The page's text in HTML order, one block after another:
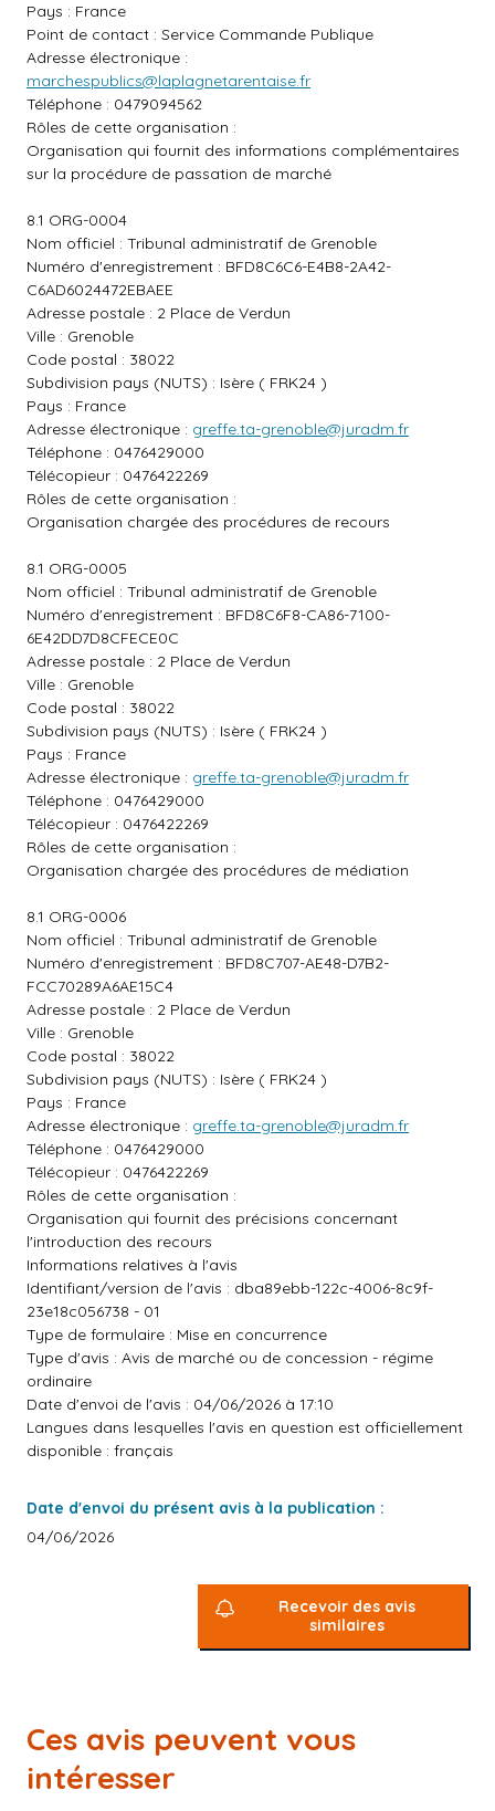
Pays : France
Point de contact : Service Commande Publique
Adresse électronique :
marchespublics@laplagnetarentaise.fr
Téléphone : 0479094562
Rôles de cette organisation :
Organisation qui fournit des informations complémentaires
sur la procédure de passation de marché
8.1 ORG-0004
Nom officiel : Tribunal administratif de Grenoble
Numéro d'enregistrement : BFD8C6C6-E4B8-2A42-
C6AD6024472EBAEE
Adresse postale : 2 Place de Verdun
Ville : Grenoble
Code postal : 38022
Subdivision pays (NUTS) : Isère ( FRK24 )
Pays : France
Adresse électronique : greffe.ta-grenoble@juradm.fr
Téléphone : 0476429000
Télécopieur : 0476422269
Rôles de cette organisation :
Organisation chargée des procédures de recours
8.1 ORG-0005
Nom officiel : Tribunal administratif de Grenoble
Numéro d'enregistrement : BFD8C6F8-CA86-7100-
6E42DD7D8CFECE0C
Adresse postale : 2 Place de Verdun
Ville : Grenoble
Code postal : 38022
Subdivision pays (NUTS) : Isère ( FRK24 )
Pays : France
Adresse électronique : greffe.ta-grenoble@juradm.fr
Téléphone : 0476429000
Télécopieur : 0476422269
Rôles de cette organisation :
Organisation chargée des procédures de médiation
8.1 ORG-0006
Nom officiel : Tribunal administratif de Grenoble
Numéro d'enregistrement : BFD8C707-AE48-D7B2-
FCC70289A6AE15C4
Adresse postale : 2 Place de Verdun
Ville : Grenoble
Code postal : 38022
Subdivision pays (NUTS) : Isère ( FRK24 )
Pays : France
Adresse électronique : greffe.ta-grenoble@juradm.fr
Téléphone : 0476429000
Télécopieur : 0476422269
Rôles de cette organisation :
Organisation qui fournit des précisions concernant
l'introduction des recours
Informations relatives à l'avis
Identifiant/version de l'avis : dba89ebb-122c-4006-8c9f-
23e18c056738 - 01
Type de formulaire : Mise en concurrence
Type d'avis : Avis de marché ou de concession - régime
ordinaire
Date d'envoi de l'avis : 04/06/2026 à 17:10
Langues dans lesquelles l'avis en question est officiellement
disponible : français
Date d'envoi du présent avis à la publication :
04/06/2026
Recevoir des avis
similaires
Ces avis peuvent vous
intéresser